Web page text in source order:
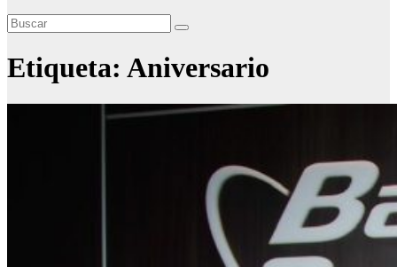
Etiqueta: Aniversario